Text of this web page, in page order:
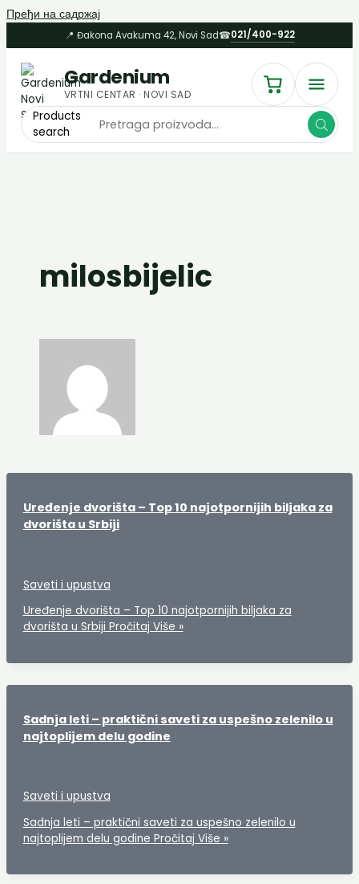
Пређи на садржај
📍 Đakona Avakuma 42, Novi Sad☎021/400-922
Gardenium
VRTNI CENTAR · NOVI SAD
Products
search
milosbijelic
Uređenje dvorišta – Top 10 najotpornijih biljaka za
dvorišta u Srbiji
Saveti i upustva
Uređenje dvorišta – Top 10 najotpornijih biljaka za
dvorišta u Srbiji Pročitaj Više »
Sadnja leti – praktični saveti za uspešno zelenilo u
najtoplijem delu godine
Saveti i upustva
Sadnja leti – praktični saveti za uspešno zelenilo u
najtoplijem delu godine Pročitaj Više »